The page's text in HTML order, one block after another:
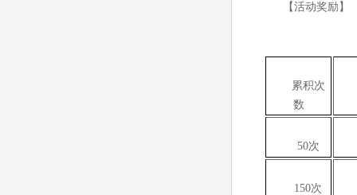
【活动奖励】
累积次
数
50次
150次